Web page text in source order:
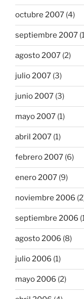
octubre 2007 (4)
septiembre 2007
agosto 2007 (2)
julio 2007 (3)
junio 2007 (3)
mayo 2007 (1)
abril 2007 (1)
febrero 2007 (6)
enero 2007 (9)
noviembre 2006
septiembre 2006
agosto 2006 (8)
julio 2006 (1)
mayo 2006 (2)